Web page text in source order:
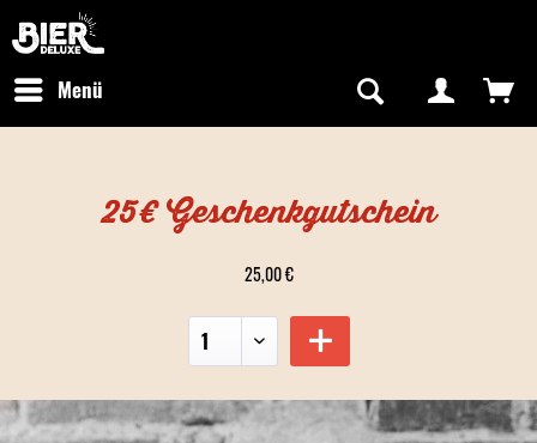
Kostenfreier Versand in Deutschland
Menü
25€ Geschenkgutschein
25,00 €